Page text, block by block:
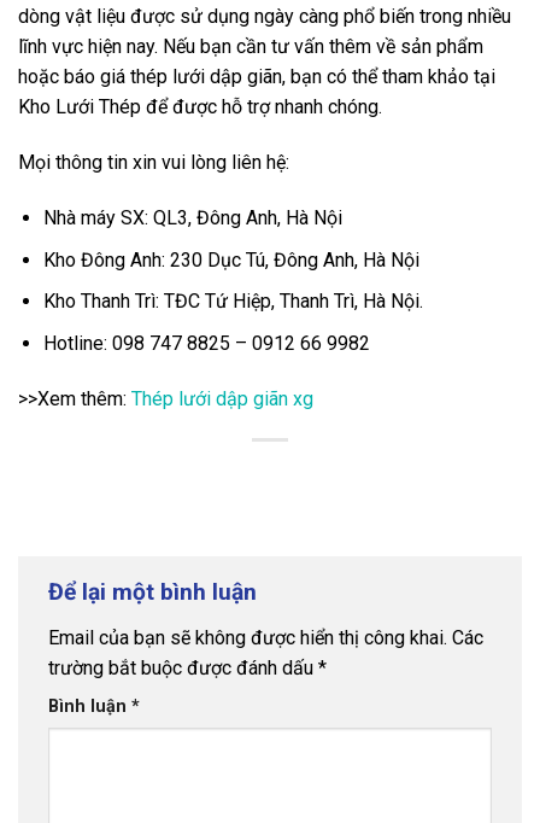
dòng vật liệu được sử dụng ngày càng phổ biến trong nhiều
lĩnh vực hiện nay. Nếu bạn cần tư vấn thêm về sản phẩm
hoặc báo giá thép lưới dập giãn, bạn có thể tham khảo tại
Kho Lưới Thép để được hỗ trợ nhanh chóng.
Mọi thông tin xin vui lòng liên hệ:
Nhà máy SX: QL3, Đông Anh, Hà Nội
Kho Đông Anh: 230 Dục Tú, Đông Anh, Hà Nội
Kho Thanh Trì: TĐC Tứ Hiệp, Thanh Trì, Hà Nội.
Hotline: 098 747 8825 – 0912 66 9982
>>Xem thêm: Thép lưới dập giãn xg
Để lại một bình luận
Email của bạn sẽ không được hiển thị công khai. Các
trường bắt buộc được đánh dấu *
Bình luận *